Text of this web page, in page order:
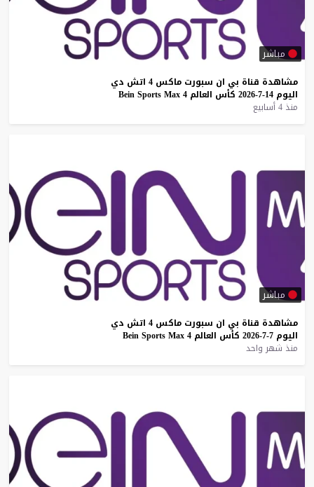
مباشر
مشاهدة قناة بي ان سبورت ماكس 4 اتش دي
اليوم 14-7-2026 كأس العالم Bein Sports Max 4
منذ 4 أسابيع
مباشر
مشاهدة قناة بي ان سبورت ماكس 4 اتش دي
اليوم 7-7-2026 كأس العالم Bein Sports Max 4
منذ شهر واحد